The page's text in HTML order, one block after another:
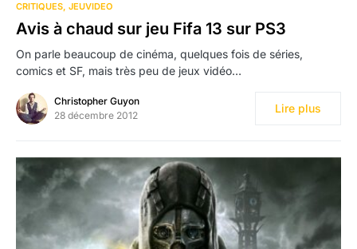
CRITIQUES JEUVIDEO
Avis à chaud sur jeu Fifa 13 sur PS3
On parle beaucoup de cinéma, quelques fois de séries,
comics et SF, mais très peu de jeux vidéo…
Christopher Guyon
28 décembre 2012
Lire plus